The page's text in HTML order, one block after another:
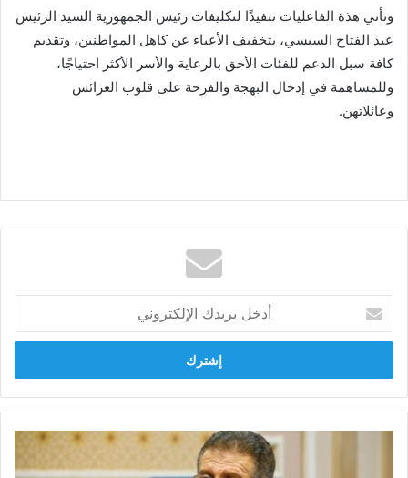
وتأتي هذة الفاعليات تنفيذًا لتكليفات رئيس الجمهورية السيد الرئيس
عبد الفتاح السيسي، بتخفيف الأعباء عن كاهل المواطنين، وتقديم
كافة سبل الدعم للفئات الأحق بالرعاية والأسر الأكثر احتياجًا،
وللمساهمة في إدخال البهجة والفرحة على قلوب العرائس
وعائلاتهن.
بريدك
الإلكتروني